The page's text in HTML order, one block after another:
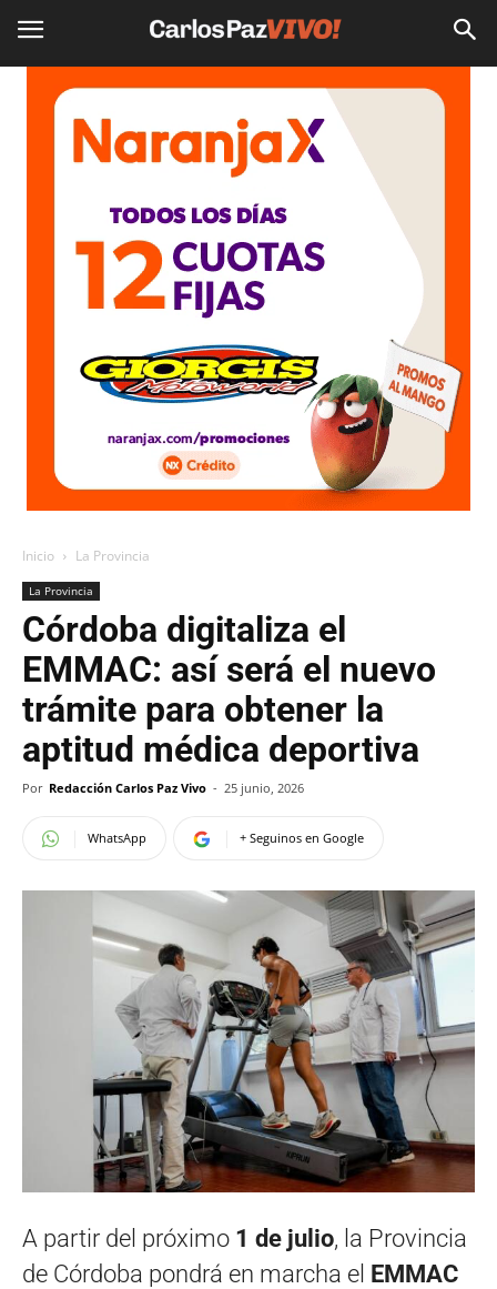
Inicio La Provincia
La Provincia
Córdoba digitaliza el
EMMAC: así será el nuevo
trámite para obtener la
aptitud médica deportiva
Por Redacción Carlos Paz Vivo - 25 junio, 2026
WhatsApp + Seguinos en Google
A partir del próximo 1 de julio, la Provincia
de Córdoba pondrá en marcha el EMMAC